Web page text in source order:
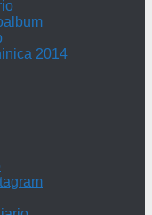
2014